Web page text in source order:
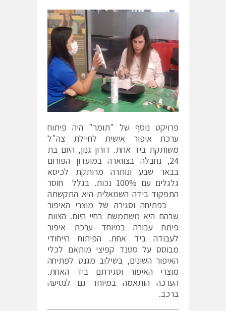
פרויקט נוסף של "תומר" היה פיתוח
ערכת איפור אישית לחיילת צה"ל
משותקת ביד אחת. דורון גנון, היום בת
24, נחבלה בצווארה במועדון הפורום
בבאר שבע ונותרה מרותקת לכיסא
גלגלים עם 100% נכות. בגלל חוסר
התפקוד בידה השמאלית היא התקשתה
בפתיחה וסגירה של מוצרי האיפור
שבהם היא משתמשת בחיי היום. הצוות
פיתח עבורה במיוחד ערכת איפור
לעבודה ביד אחת. הפיתוח הייחודי
מבוסס על סטנד קפיצי מותאם לכלי
האיפור השונים, בשילוב מגנט לפתיחה
מוצרי האיפור וסגירתם ביד האחת.
הערכה הותאמה במיוחד גם לנסיעה
ברכב.